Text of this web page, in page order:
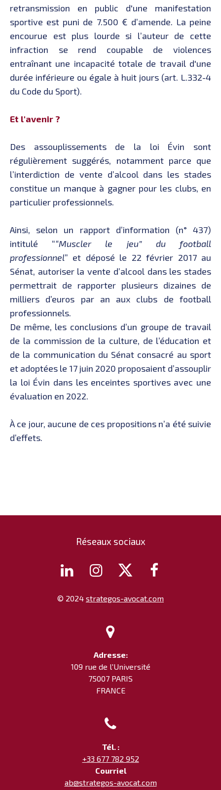
retransmission en public d'une manifestation
sportive est puni de 7.500 € d’amende. La peine
encourue est plus lourde si l’auteur de cette
infraction se rend coupable de violences
entraînant une incapacité totale de travail d'une
durée inférieure ou égale à huit jours (art. L.332-4
du Code du Sport).
Et l'avenir ?
Des assouplissements de la loi Évin sont
régulièrement suggérés, notamment parce que
l’interdiction de vente d’alcool dans les stades
constitue un manque à gagner pour les clubs, en
particulier professionnels.
Ainsi, selon un rapport d’information (n° 437)
intitulé ““Muscler le jeu” du football
professionnel” et déposé le 22 février 2017 au
Sénat, autoriser la vente d’alcool dans les stades
permettrait de rapporter plusieurs dizaines de
milliers d’euros par an aux clubs de football
professionnels.
De même, les conclusions d’un groupe de travail
de la commission de la culture, de l’éducation et
de la communication du Sénat consacré au sport
et adoptées le 17 juin 2020 proposaient d’assouplir
la loi Évin dans les enceintes sportives avec une
évaluation en 2022.
À ce jour, aucune de ces propositions n’a été suivie
d’effets.
Réseaux sociaux
   
© 2024 strategos-avocat.com

Adresse:
109 rue de l'Université
75007 PARIS
FRANCE

Tél. :
+33 677 782 952
Courriel
ab@strategos-avocat.com